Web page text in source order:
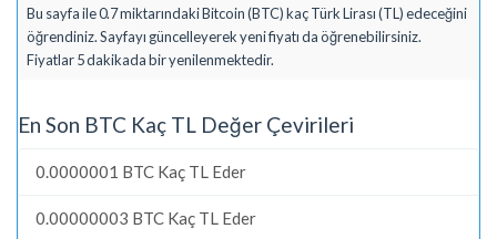
Bu sayfa ile 0.7 miktarındaki Bitcoin (BTC) kaç Türk Lirası (TL) edeceğini
öğrendiniz. Sayfayı güncelleyerek yeni fiyatı da öğrenebilirsiniz.
Fiyatlar 5 dakikada bir yenilenmektedir.
En Son BTC Kaç TL Değer Çevirileri
0.0000001 BTC Kaç TL Eder
0.00000003 BTC Kaç TL Eder